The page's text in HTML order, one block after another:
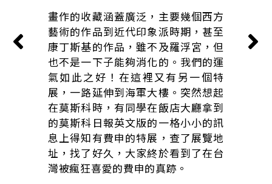
畫作的收藏涵蓋廣泛，主要幾個西方
藝術的作品到近代印象派時期，甚至
康丁斯基的作品，雖不及羅浮宮，但
也不是一下子能夠消化的。我們的運
氣如此之好！在這裡又有另一個特
展，一路延伸到海軍大樓。突然想起
在莫斯科時，有同學在飯店大廳拿到
的莫斯科日報英文版的一格小小的訊
息上得知有費申的特展，查了展覽地
址，找了好久，大家終於看到了在台
灣被瘋狂喜愛的費申的真跡。